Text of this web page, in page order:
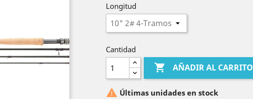
Longitud
Cantidad
 AÑADIR AL CARRITO
 Últimas unidades en stock